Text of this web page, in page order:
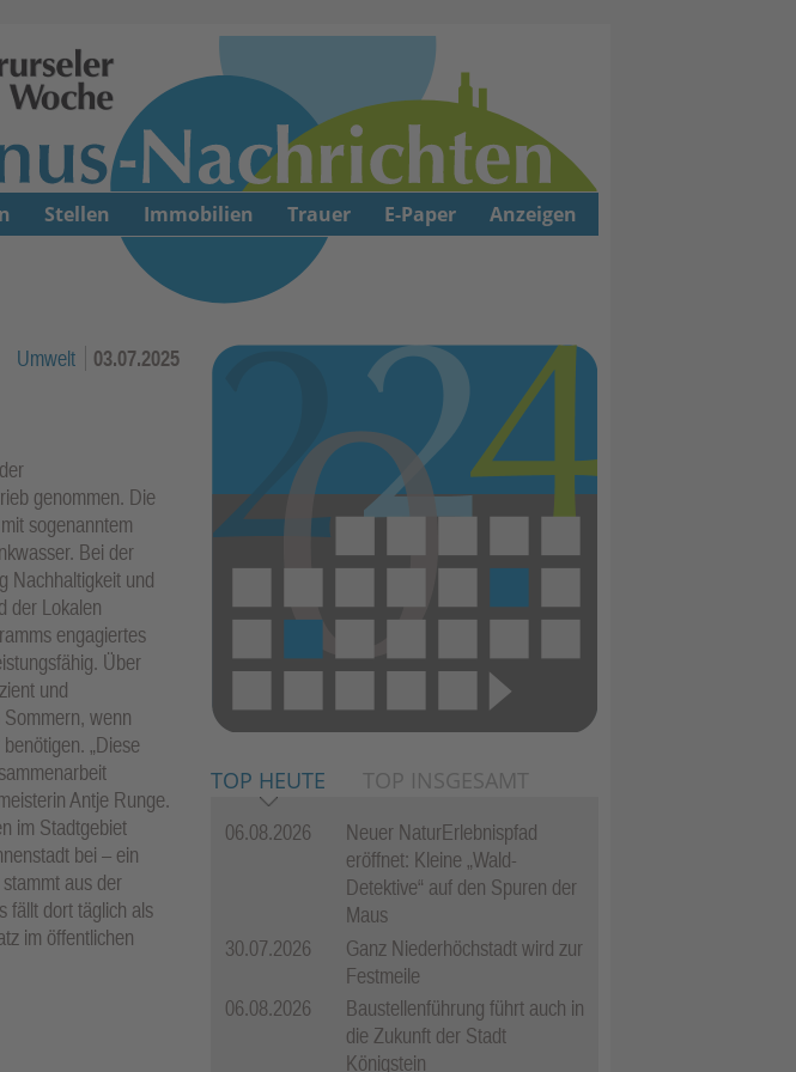
↓
Umwelt 03.07.2025
genommen. Die
sogenanntem
Bei der
Nachhaltigkeit und
der Lokalen
engagiertes
Über
und
wenn
„Diese
Antje Runge.
im Stadtgebiet
bei – ein
aus der
fällt dort täglich als
im öffentlichen
TOP HEUTE TOP INSGESAMT
06.08.2026
Neuer NaturErlebnispfad
eröffnet: Kleine „Wald-
Detektive“ auf den Spuren der
Maus
30.07.2026
Ganz Niederhöchstadt wird zur
Festmeile
06.08.2026
Baustellenführung führt auch in
die Zukunft der Stadt
Königstein
Stellen Immobilien Trauer E-Paper Anzeigen